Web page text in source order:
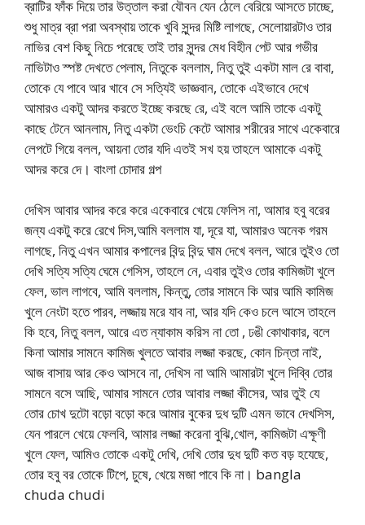
ব্রাটির ফাঁক দিয়ে তার উত্তাল করা যৌবন যেন ঠেলে বেরিয়ে আসতে চাচ্ছে,
শুধু মাত্র ব্রা পরা অবস্থায় তাকে খুবি সুন্দর মিষ্টি লাগছে, সেলোয়ারটাও তার
নাভির বেশ কিছু নিচে পরেছে তাই তার সুন্দর মেধ বিহীন পেট আর গভীর
নাভিটাও স্পষ্ট দেখতে পেলাম, নিতুকে বললাম, নিতু তুই একটা মাল রে বাবা,
তোকে যে পাবে আর খাবে সে সত্যিই ভাজ্ঞবান, তোকে এইভাবে দেখে
আমারও একটু আদর করতে ইচ্ছে করছে রে, এই বলে আমি তাকে একটু
কাছে টেনে আনলাম, নিতু একটা ভেংচি কেটে আমার শরীরের সাথে একেবারে
লেপটে গিয়ে বলল, আয়না তোর যদি এতই সখ হয় তাহলে আমাকে একটু
আদর করে দে। বাংলা চোদার গল্প
দেখিস আবার আদর করে করে একেবারে খেয়ে ফেলিস না, আমার হবু বরের
জন্য একটু করে রেখে দিস,আমি বললাম যা, দূরে যা, আমারও অনেক গরম
লাগছে, নিতু এখন আমার কপালের বিন্দু বিন্দু ঘাম দেখে বলল, আরে তুইও তো
দেখি সত্যি সত্যি ঘেমে গেসিস, তাহলে নে, এবার তুইও তোর কামিজটা খুলে
ফেল, ভাল লাগবে, আমি বললাম, কিন্তু, তোর সামনে কি আর আমি কামিজ
খুলে নেংটা হতে পারব, লজ্জায় মরে যাব না, আর যদি কেও চলে আসে তাহলে
কি হবে, নিতু বলল, আরে এত ন্যাকাম করিস না তো , ঢঙী কোথাকার, বলে
কিনা আমার সামনে কামিজ খুলতে আবার লজ্জা করছে, কোন চিন্তা নাই,
আজ বাসায় আর কেও আসবে না, দেখিস না আমি আমারটা খুলে দিব্বি তোর
সামনে বসে আছি, আমার সামনে তোর আবার লজ্জা কীসের, আর তুই যে
তোর চোখ দুটো বড়ো বড়ো করে আমার বুকের দুধ দুটি এমন ভাবে দেখসিস,
যেন পারলে খেয়ে ফেলবি, আমার লজ্জা করেনা বুঝি,খোল, কামিজটা এক্ষূণী
খুলে ফেল, আমিও তোকে একটু দেখি, দেখি তোর দুধ দুটি কত বড় হযেছে,
তোর হবু বর তোকে টিপে, চুষে, খেয়ে মজা পাবে কি না। bangla
chuda chudi